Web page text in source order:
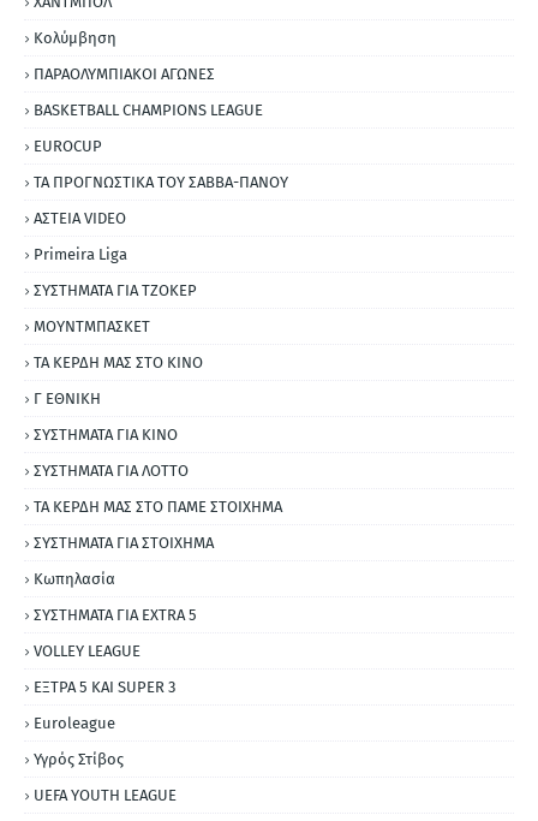
Κολύμβηση
ΠΑΡΑΟΛΥΜΠΙΑΚΟΙ ΑΓΩΝΕΣ
BASKETBALL CHAMPIONS LEAGUE
EUROCUP
ΤΑ ΠΡΟΓΝΩΣΤΙΚΑ ΤΟΥ ΣΑΒΒΑ-ΠΑΝΟΥ
ΑΣΤΕΙΑ VIDEO
Primeira Liga
ΣΥΣΤΗΜΑΤΑ ΓΙΑ ΤΖΟΚΕΡ
ΜΟΥΝΤΜΠΑΣΚΕΤ
ΤΑ ΚΕΡΔΗ ΜΑΣ ΣΤΟ ΚΙΝΟ
Γ ΕΘΝΙΚΗ
ΣΥΣΤΗΜΑΤΑ ΓΙΑ ΚΙΝΟ
ΣΥΣΤΗΜΑΤΑ ΓΙΑ ΛΟΤΤΟ
ΤΑ ΚΕΡΔΗ ΜΑΣ ΣΤΟ ΠΑΜΕ ΣΤΟΙΧΗΜΑ
ΣΥΣΤΗΜΑΤΑ ΓΙΑ ΣΤΟΙΧΗΜΑ
Κωπηλασία
ΣΥΣΤΗΜΑΤΑ ΓΙΑ ΕΧΤRΑ 5
VOLLEY LEAGUE
ΕΞΤΡΑ 5 ΚΑΙ SUPER 3
Εuroleague
Υγρός Στίβος
UEFA YOUTH LEAGUE